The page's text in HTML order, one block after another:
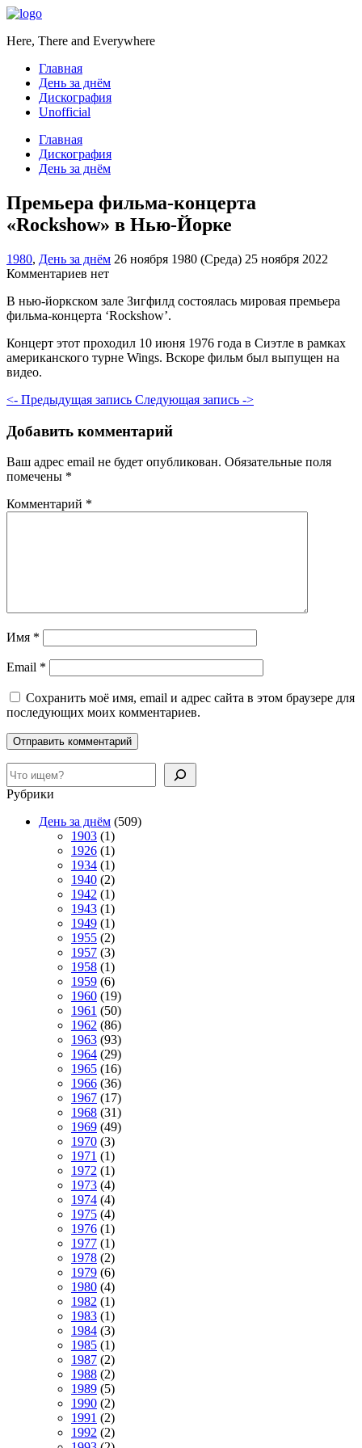
Here, There and Everywhere
Главная
День за днём
Дискография
Unofficial
Главная
Дискография
День за днём
Премьера фильма-концерта
«Rockshow» в Нью-Йорке
1980, День за днём 26 ноября 1980 (Среда) 25 ноября 2022
Комментариев нет
В нью-йоркском зале Зигфилд состоялась мировая премьера
фильма-концерта ‘Rockshow’.
Концерт этот проходил 10 июня 1976 года в Сиэтле в рамках
американского турне Wings. Вскоре фильм был выпущен на
видео.
<- Предыдущая запись Следующая запись ->
Добавить комментарий
Ваш адрес email не будет опубликован. Обязательные поля
помечены *
Комментарий *
Имя *
Email *
Сохранить моё имя, email и адрес сайта в этом браузере для
последующих моих комментариев.
Поиск
Рубрики
День за днём (509)
1903 (1)
1926 (1)
1934 (1)
1940 (2)
1942 (1)
1943 (1)
1949 (1)
1955 (2)
1957 (3)
1958 (1)
1959 (6)
1960 (19)
1961 (50)
1962 (86)
1963 (93)
1964 (29)
1965 (16)
1966 (36)
1967 (17)
1968 (31)
1969 (49)
1970 (3)
1971 (1)
1972 (1)
1973 (4)
1974 (4)
1975 (4)
1976 (1)
1977 (1)
1978 (2)
1979 (6)
1980 (4)
1982 (1)
1983 (1)
1984 (3)
1985 (1)
1987 (2)
1988 (2)
1989 (5)
1990 (2)
1991 (2)
1992 (2)